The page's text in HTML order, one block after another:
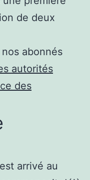
de deux
abonnés
autorités
des
arrivé au